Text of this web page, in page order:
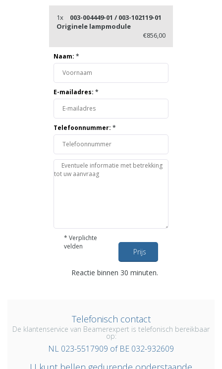
1x
003-004449-01 / 003-102119-01
Originele lampmodule
€856,00
Naam: *
E-mailadres: *
Telefoonnummer: *
* Verplichte
velden
Prijs
opvragen
Reactie binnen 30 minuten.
Telefonisch contact
De klantenservice van Beamerexpert is telefonisch bereikbaar
op:
NL 023-5517909 of BE 032-932609